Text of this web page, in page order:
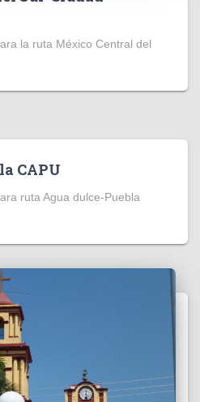
la ruta México Central del
CAPU
ruta Agua dulce-Puebla